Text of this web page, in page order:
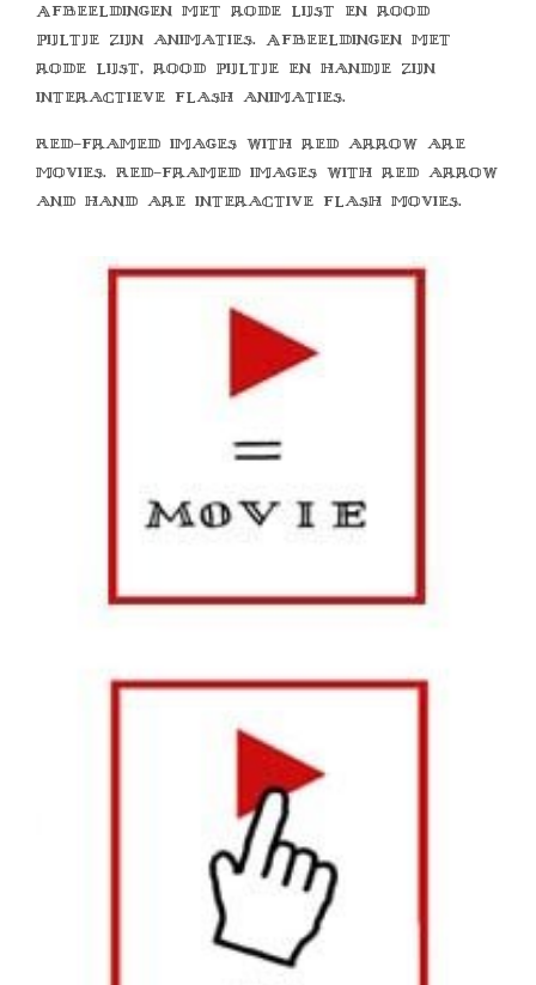
Afbeeldingen met rode lijst en rood
pijltje zijn animaties. Afbeeldingen met
rode lijst, rood pijltje en handje zijn
interactieve flash animaties.
Red-framed images with red arrow are
movies. Red-framed images with red arrow
and hand are interactive flash movies.